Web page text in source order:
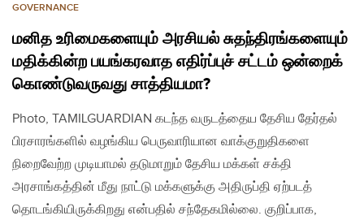
GOVERNANCE
மனித உரிமைகளையும் அரசியல் சுதந்திரங்களையும்
மதிக்கின்ற பயங்கரவாத எதிர்ப்புச் சட்டம் ஒன்றைக்
கொண்டுவருவது சாத்தியமா?
Photo, TAMILGUARDIAN கடந்த வருடத்தைய தேசிய தேர்தல்
பிரசாரங்களில் வழங்கிய பெருவாரியான வாக்குறுதிகளை
நிறைவேற்ற முடியாமல் தடுமாறும் தேசிய மக்கள் சக்தி
அரசாங்கத்தின் மீது நாட்டு மக்களுக்கு அதிருப்தி ஏற்படத்
தொடங்கியிருக்கிறது என்பதில் சந்தேகமில்லை. குறிப்பாக,